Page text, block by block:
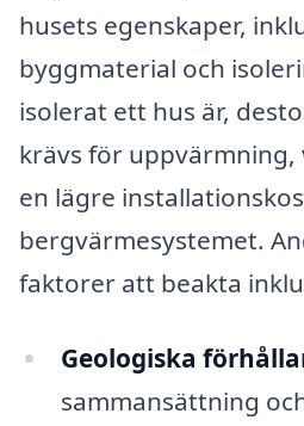
husets egenskaper,
byggmaterial och
isolerat ett hus är,
krävs för uppvärmning,
en lägre
bergvärmesystemet.
faktorer att beakta
Geologiska
sammansättning